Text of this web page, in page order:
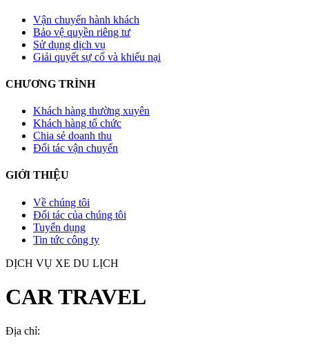
Vận chuyển hành khách
Bảo vệ quyền riêng tư
Sử dụng dịch vụ
Giải quyết sự cố và khiếu nại
CHƯƠNG TRÌNH
Khách hàng thường xuyên
Khách hàng tổ chức
Chia sẻ doanh thu
Đối tác vận chuyển
GIỚI THIỆU
Về chúng tôi
Đối tác của chúng tôi
Tuyển dụng
Tin tức công ty
DỊCH VỤ XE DU LỊCH
CAR TRAVEL
Địa chỉ: